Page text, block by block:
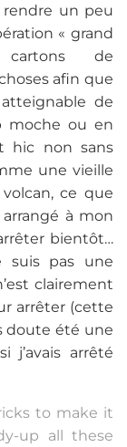
rendre un peu
« grand
de
afin que
de
moche ou en
hic non sans
une vieille
ce que
à mon
bientôt…
suis pas une
clairement
arrêter (cette
doute été une
j’avais arrêté
to make it
up all these